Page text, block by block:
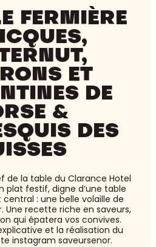
FERMIÈRE
ET
DE
&
DES
de la table du Clarance Hotel
plat festif, digne d’une table
central : une belle volaille de
Une recette riche en saveurs,
qui épatera vos convives.
et la réalisation du
instagram saveursenor.